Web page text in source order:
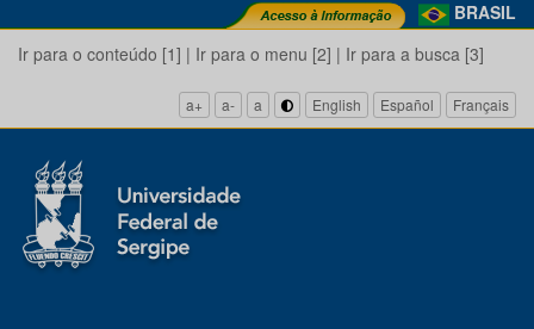
BRASIL
Ir para o conteúdo [1] | Ir para o menu [2] | Ir para a busca [3]
a+ a- a English Español Français